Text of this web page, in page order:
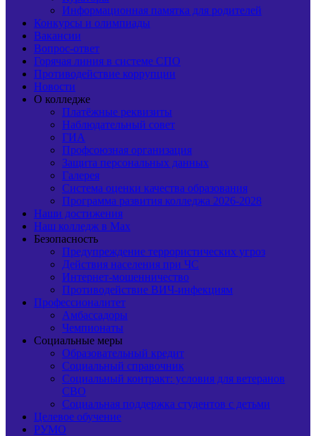
Информационная памятка для родителей
Конкурсы и олимпиады
Вакансии
Вопрос-ответ
Горячая линия в системе СПО
Противодействие коррупции
Новости
О колледже
Платёжные реквизиты
Наблюдательный совет
ГИА
Профсоюзная организация
Защита персональных данных
Галерея
Система оценки качества образования
Программа развития колледжа 2026-2028
Наши достижения
Наш колледж в Max
Безопасность
Предупреждение террористических угроз
Действия населения при ЧС
Интернет-мошенничество
Противодействие ВИЧ-инфекциям
Профессионалитет
Амбассадоры
Чемпионаты
Социальные меры
Образовательный кредит
Социальный справочник
Социальный контракт: условия для ветеранов
СВО
Социальная поддержка студентов с детьми
Целевое обучение
РУМО